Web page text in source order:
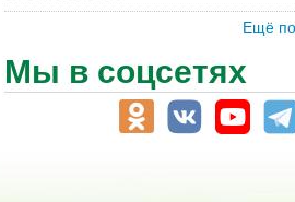
Ещё
Мы в соцсетях